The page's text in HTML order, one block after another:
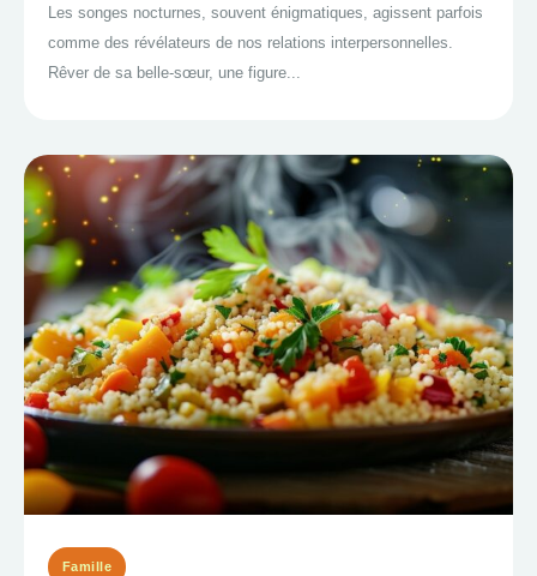
Les songes nocturnes, souvent énigmatiques, agissent parfois
comme des révélateurs de nos relations interpersonnelles.
Rêver de sa belle-sœur, une figure...
Famille